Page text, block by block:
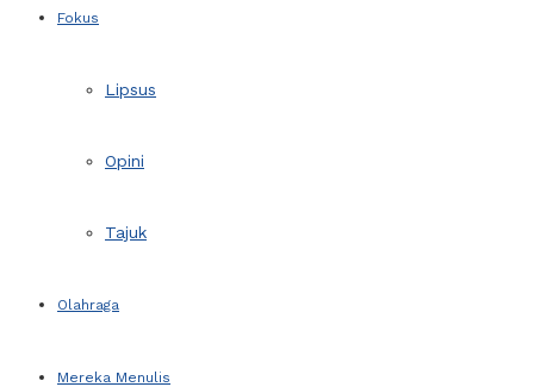
Fokus
Lipsus
Opini
Tajuk
Olahraga
Mereka Menulis